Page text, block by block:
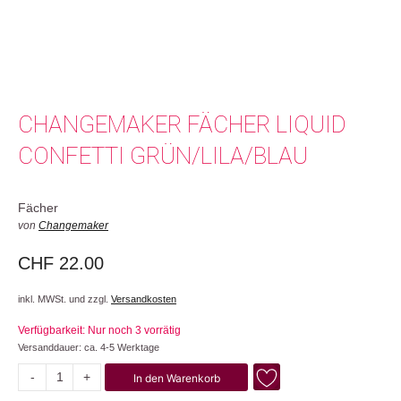
CHANGEMAKER FÄCHER LIQUID
CONFETTI GRÜN/LILA/BLAU
Fächer
von Changemaker
CHF 22.00
inkl. MWSt. und zzgl. Versandkosten
Verfügbarkeit: Nur noch 3 vorrätig
Versanddauer: ca. 4-5 Werktage
- + In den Warenkorb